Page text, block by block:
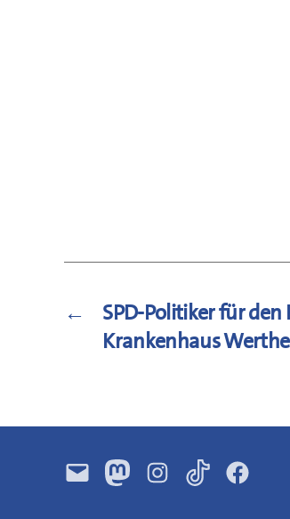
←
SPD-Politiker für
Krankenhaus
E-
MastodonInstagramTikTokFacebook